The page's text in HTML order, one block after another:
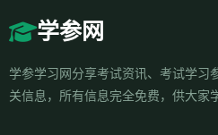
学参网
学参学习网分享考试资讯、考试学习
关信息，所有信息完全免费，供大家